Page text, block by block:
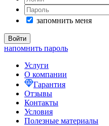
запомнить меня
напомнить пароль
Услуги
О компании
Гарантия
Отзывы
Контакты
Условия
Полезные материалы